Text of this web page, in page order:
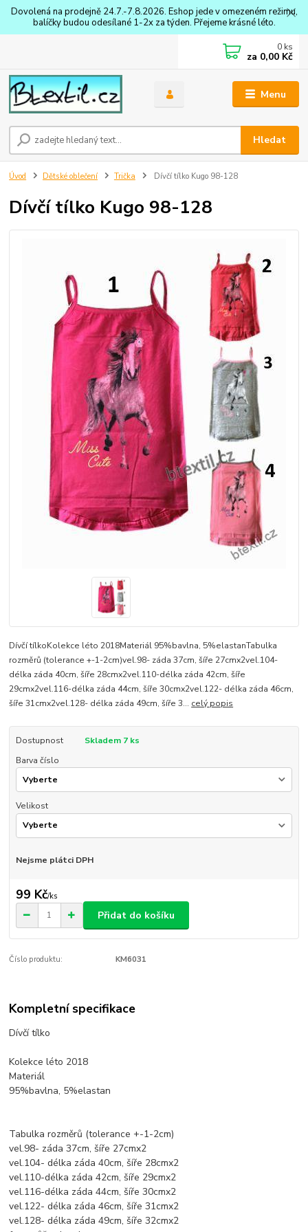
Dovolená na prodejně 24.7.-7.8.2026. Eshop jede v omezeném režimu,
balíčky budou odesílané 1-2x za týden. Přejeme krásné léto.
Menu
Hledat
0 ks
za 0,00 Kč
Úvod Dětské oblečení Trička Dívčí tílko Kugo 98-128
Dívčí tílko Kugo 98-128
Dívčí tílkoKolekce léto 2018Materiál 95%bavlna, 5%elastanTabulka
rozměrů (tolerance +-1-2cm)vel.98- záda 37cm, šíře 27cmx2vel.104-
délka záda 40cm, šíře 28cmx2vel.110-délka záda 42cm, šíře
29cmx2vel.116-délka záda 44cm, šíře 30cmx2vel.122- délka záda 46cm,
šíře 31cmx2vel.128- délka záda 49cm, šíře 3... celý popis
Dostupnost
Skladem 7 ks
Barva číslo
Velikost
Nejsme plátci DPH
99 Kč/ks
Přidat do košíku
Číslo produktu: KM6031
Kompletní specifikace
Dívčí tílko
Kolekce léto 2018
Materiál
95%bavlna, 5%elastan
Tabulka rozměrů (tolerance +-1-2cm)
vel.98- záda 37cm, šíře 27cmx2
vel.104- délka záda 40cm, šíře 28cmx2
vel.110-délka záda 42cm, šíře 29cmx2
vel.116-délka záda 44cm, šíře 30cmx2
vel.122- délka záda 46cm, šíře 31cmx2
vel.128- délka záda 49cm, šíře 32cmx2